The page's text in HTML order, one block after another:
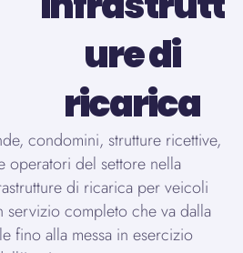
ure di
ricarica
condomini, strutture ricettive,
operatori del settore nella
di ricarica per veicoli
completo che va dalla
fino alla messa in esercizio